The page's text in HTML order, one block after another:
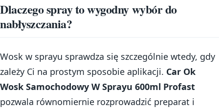
Dlaczego spray to wygodny wybór do
nabłyszczania?
Wosk w sprayu sprawdza się szczególnie wtedy, gdy
zależy Ci na prostym sposobie aplikacji. Car Ok
Wosk Samochodowy W Sprayu 600ml Profast
pozwala równomiernie rozprowadzić preparat i